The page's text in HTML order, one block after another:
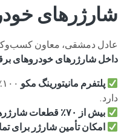
شارژرهای
عادل دمشقی، معاون
داخل شارژرهای خودروهای
پلتفرم مانیتورینگ مکو
دارد.
بیش از ۷۰٪ قطعات شارژرها
امکان تأمین شارژر برای